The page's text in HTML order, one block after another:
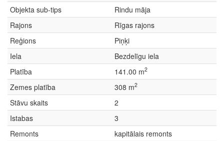
Objekta sub-tips
Rindu māja
Rajons
Rīgas rajons
Reģions
Piņķi
Iela
Bezdelīgu iela
Platība
141.00 m2
Zemes platība 308 m2
Stāvu skaits
2
Istabas
3
Remonts
kapitālais remonts